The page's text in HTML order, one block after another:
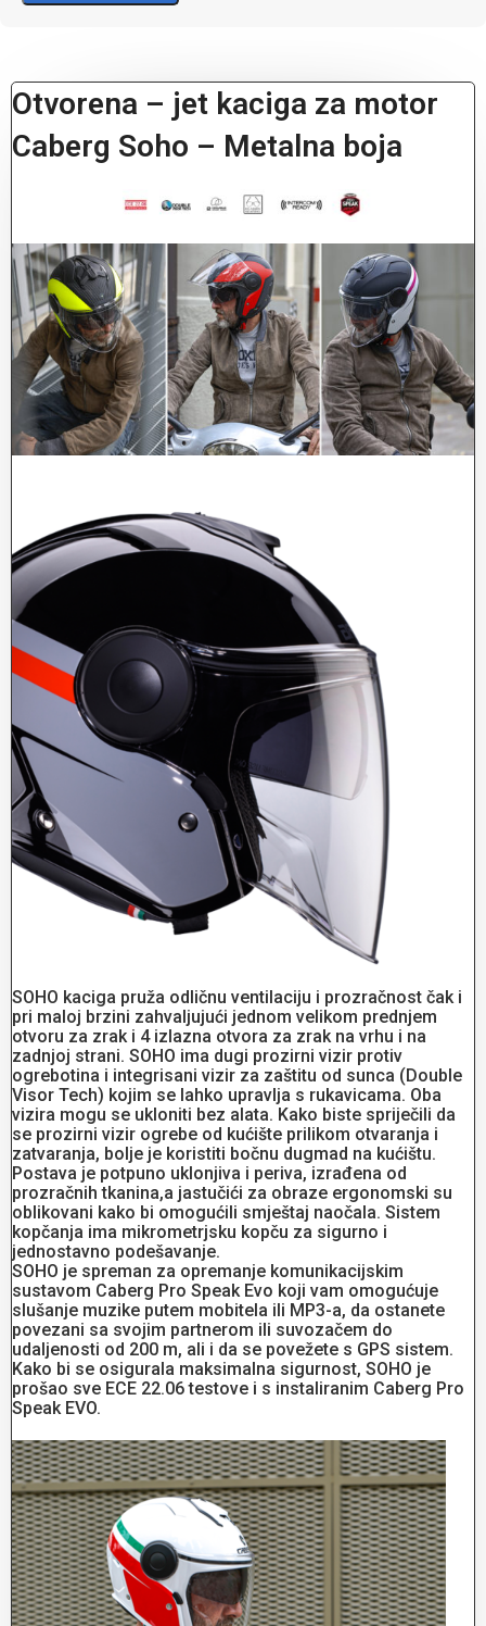
Otvorena – jet kaciga za motor
Caberg Soho – Metalna boja
SOHO kaciga pruža odličnu ventilaciju i prozračnost čak i
pri maloj brzini zahvaljujući jednom velikom prednjem
otvoru za zrak i 4 izlazna otvora za zrak na vrhu i na
zadnjoj strani. SOHO ima dugi prozirni vizir protiv
ogrebotina i integrisani vizir za zaštitu od sunca (Double
Visor Tech) kojim se lahko upravlja s rukavicama. Oba
vizira mogu se ukloniti bez alata. Kako biste spriječili da
se prozirni vizir ogrebe od kućište prilikom otvaranja i
zatvaranja, bolje je koristiti bočnu dugmad na kućištu.
Postava je potpuno uklonjiva i periva, izrađena od
prozračnih tkanina,a jastučići za obraze ergonomski su
oblikovani kako bi omogućili smještaj naočala. Sistem
kopčanja ima mikrometrjsku kopču za sigurno i
jednostavno podešavanje.
SOHO je spreman za opremanje komunikacijskim
sustavom Caberg Pro Speak Evo koji vam omogućuje
slušanje muzike putem mobitela ili MP3-a, da ostanete
povezani sa svojim partnerom ili suvozačem do
udaljenosti od 200 m, ali i da se povežete s GPS sistem.
Kako bi se osigurala maksimalna sigurnost, SOHO je
prošao sve ECE 22.06 testove i s instaliranim Caberg Pro
Speak EVO.